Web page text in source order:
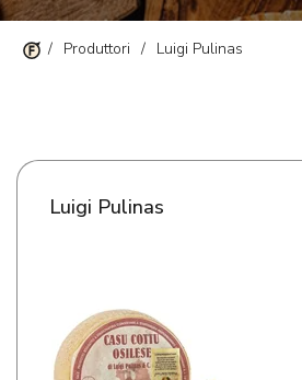
/ Produttori / Luigi Pulinas
Luigi Pulinas